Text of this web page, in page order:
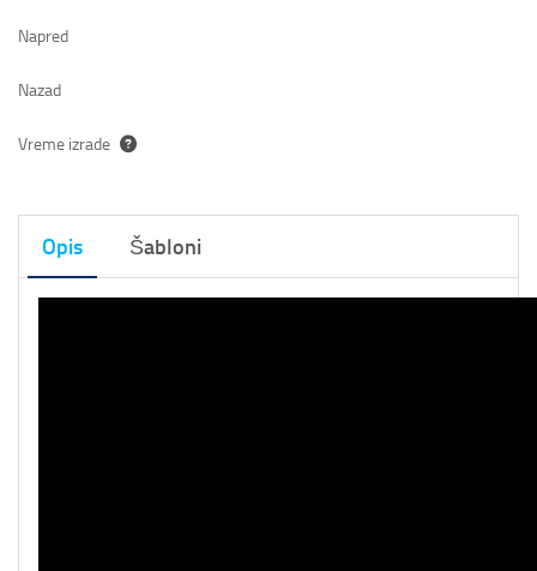
Napred
Nazad
Vreme izrade
Opis Šabloni